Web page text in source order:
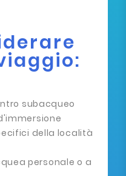
subacqueo
della località
personale o a